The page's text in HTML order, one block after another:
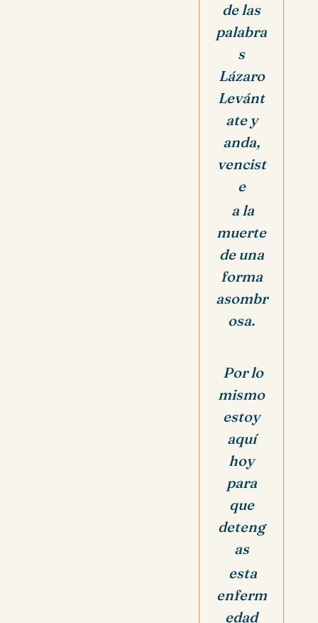
de las
palabra
s
Lázaro
Levánt
ate y
anda,
vencist
e
a la
muerte
de una
forma
asombr
osa.
Por lo
mismo
estoy
aquí
hoy
para
que
deteng
as
esta
enferm
edad